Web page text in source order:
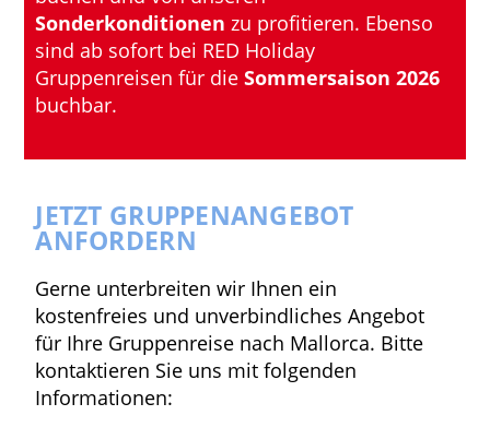
Sonderkonditionen zu profitieren. Ebenso
sind ab sofort bei RED Holiday
Gruppenreisen für dieSommersaison 2026
buchbar.
JETZT GRUPPENANGEBOT
ANFORDERN
Gerne unterbreiten wir Ihnen ein
kostenfreies und unverbindliches Angebot
für Ihre Gruppenreise nach Mallorca. Bitte
kontaktieren Sie uns mit folgenden
Informationen: